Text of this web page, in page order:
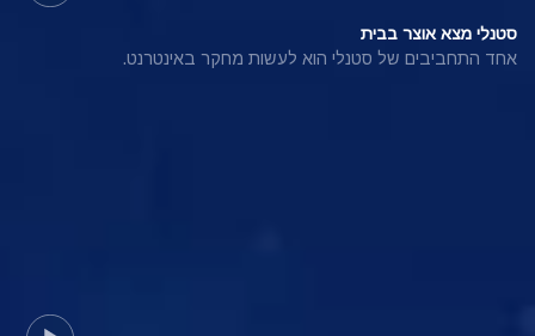
סטנלי מצא אוצר בבית
אחד התחביבים של סטנלי הוא לעשות מחקר באינטרנט.